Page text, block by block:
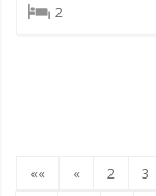
2
«« « 2 3